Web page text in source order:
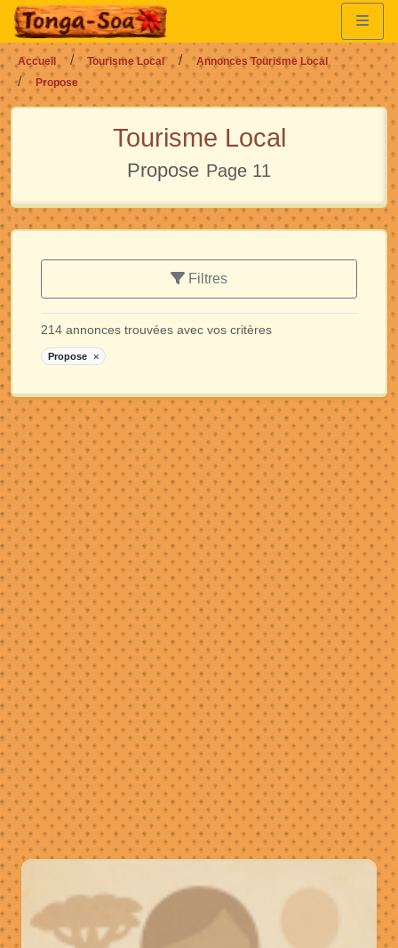
Accueil Tourisme Local
Annonces Tourisme Local
Propose
Tourisme Local
Propose Page 11
Filtres
214 annonces trouvées avec vos critères
Propose ×